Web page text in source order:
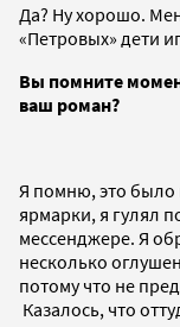
Да? Ну хорошо.
«Петровых» дети
Вы помните
ваш роман?
Я помню, это было
ярмарки, я гулял
мессенджере. Я
несколько
потому что не
Казалось, что